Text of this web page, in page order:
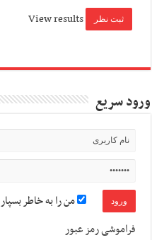
View results
ورود سریع
من را به خاطر بسپار
فراموشی رمز عبور